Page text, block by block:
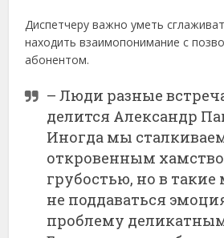
Диспетчеру важно уметь
находить взаимопонимание с
абонентом.
– Люди разные
делится Александр
Иногда мы
откровенным
грубостью, но в
не поддаваться
проблему